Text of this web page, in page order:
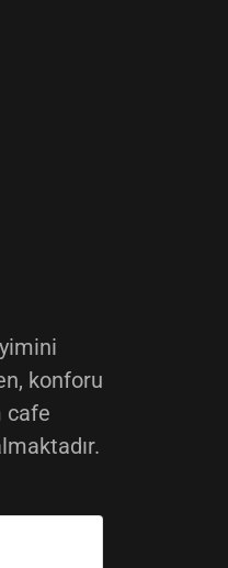
konforu
cafe